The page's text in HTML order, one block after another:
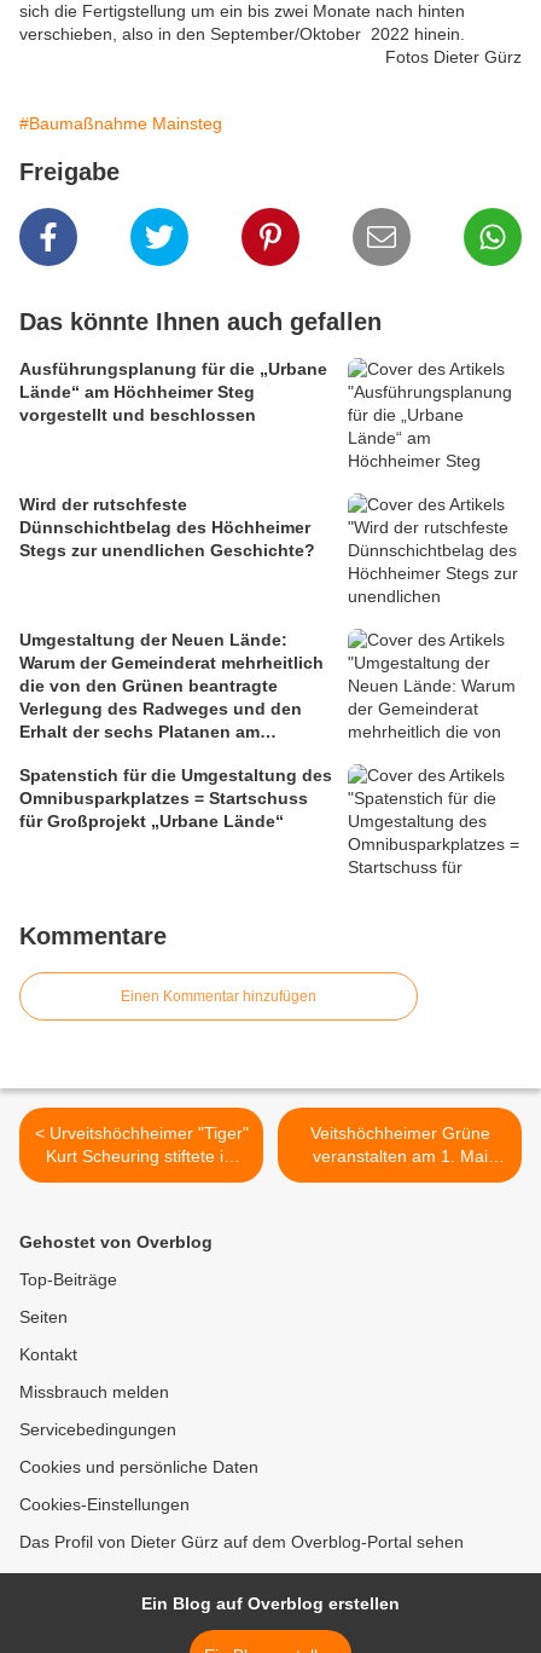
sich die Fertigstellung um ein bis zwei Monate nach hinten
verschieben, also in den September/Oktober 2022 hinein.
Fotos Dieter Gürz
#Baumaßnahme Mainsteg
Freigabe
Das könnte Ihnen auch gefallen
Ausführungsplanung für die „Urbane
Lände“ am Höchheimer Steg
vorgestellt und beschlossen
Wird der rutschfeste
Dünnschichtbelag des Höchheimer
Stegs zur unendlichen Geschichte?
Umgestaltung der Neuen Lände:
Warum der Gemeinderat mehrheitlich
die von den Grünen beantragte
Verlegung des Radweges und den
Erhalt der sechs Platanen am
Spatenstich für die Umgestaltung des
Omnibusparkplatzes = Startschuss
für Großprojekt „Urbane Lände“
Kommentare
Einen Kommentar hinzufügen
< Urveitshöchheimer "Tiger"
Kurt Scheuring stiftete im
Vorgriff auf seinen 90.
Stelle
Veitshöchheimer Grüne
veranstalten am 1. Mai
einen „Nimm´s mit - Tag“ für
Gehostet von Overblog
Top-Beiträge
Seiten
Kontakt
Missbrauch melden
Servicebedingungen
Cookies und persönliche Daten
Cookies-Einstellungen
Das Profil von Dieter Gürz auf dem Overblog-Portal sehen
Ein Blog auf Overblog erstellen